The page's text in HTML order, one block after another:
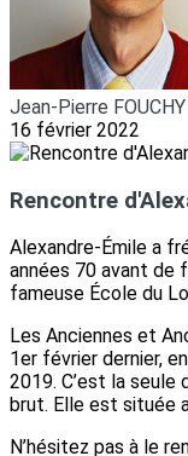
Jean-Pierre FOUCHY
16 février 2022
Rencontre
Alexandre-Émile a
années 70 avant de
fameuse École du
Les Anciennes et
1er février dernier,
2019. C’est la seule
brut. Elle est située
N’hésitez pas à le